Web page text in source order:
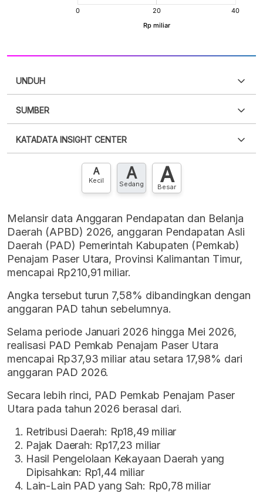
UNDUH
XLS
SUMBER
punya akun?Silakan Daftar sekarang
KATADATA INSIGHT CENTER
Hubungi sekarang »
A
Kecil A
Sedang A
Besar
Melansir data Anggaran Pendapatan dan Belanja
Daerah (APBD) 2026, anggaran Pendapatan Asli
Daerah (PAD) Pemerintah Kabupaten (Pemkab)
Penajam Paser Utara, Provinsi Kalimantan Timur,
mencapai Rp210,91 miliar.
Angka tersebut turun 7,58% dibandingkan dengan
anggaran PAD tahun sebelumnya.
Selama periode Januari 2026 hingga Mei 2026,
realisasi PAD Pemkab Penajam Paser Utara
mencapai Rp37,93 miliar atau setara 17,98% dari
anggaran PAD 2026.
Secara lebih rinci, PAD Pemkab Penajam Paser
Utara pada tahun 2026 berasal dari.
Retribusi Daerah: Rp18,49 miliar
Pajak Daerah: Rp17,23 miliar
Hasil Pengelolaan Kekayaan Daerah yang
Dipisahkan: Rp1,44 miliar
Lain-Lain PAD yang Sah: Rp0,78 miliar